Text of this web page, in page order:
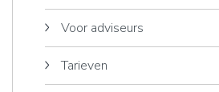
Voor adviseurs
Tarieven